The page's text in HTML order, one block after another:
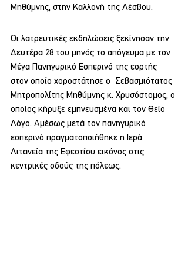
Μηθύμνης, στην Καλλονή της Λέσβου.
Οι λατρευτικές εκδηλώσεις ξεκίνησαν την
Δευτέρα 28 του μηνός το απόγευμα με τον
Μέγα Πανηγυρικό Εσπερινό της εορτής
στον οποίο χοροστάτησε ο  Σεβασμιότατος
Μητροπολίτης Μηθύμνης κ. Χρυσόστομος, ο
οποίος κήρυξε εμπνευσμένα και τον Θείο
Λόγο. Αμέσως μετά τον πανηγυρικό
εσπερινό πραγματοποιήθηκε η Ιερά
Λιτανεία της Εφεστίου εικόνος στις
κεντρικές οδούς της πόλεως.